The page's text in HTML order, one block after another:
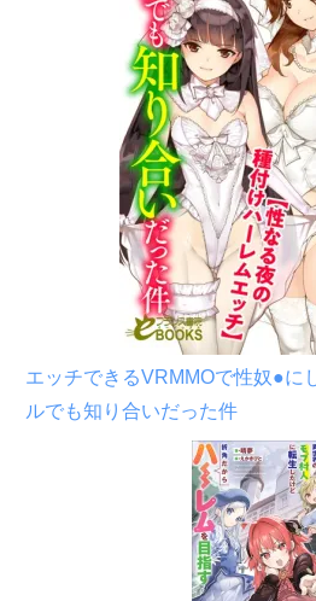
エッチできるVRMMOで性奴●に
ルでも知り合いだった件